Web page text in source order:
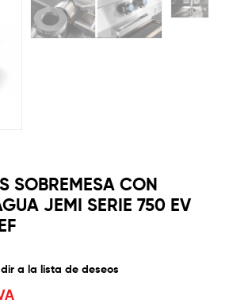
SOBREMESA CON
JEMI SERIE 750 EV
a la lista de deseos